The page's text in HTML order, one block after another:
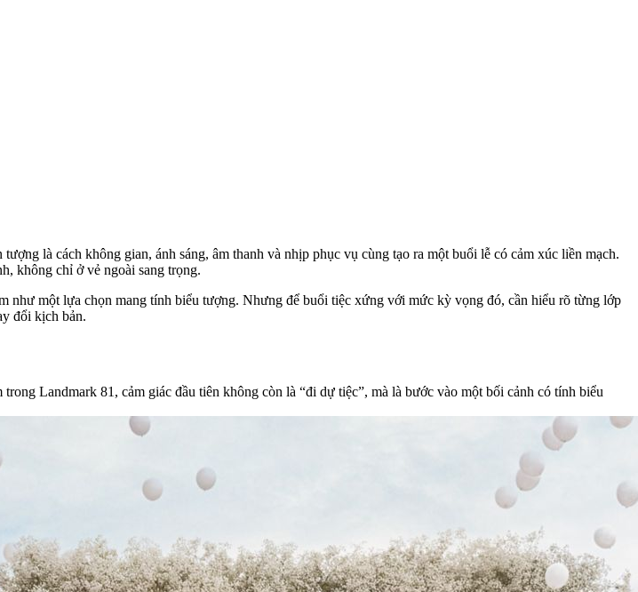
là cách không gian, ánh sáng, âm thanh và nhịp phục vụ cùng tạo ra một buổi lễ có cảm xúc liền mạch.
không chỉ ở vẻ ngoài sang trọng.
một lựa chọn mang tính biểu tượng. Nhưng để buổi tiệc xứng với mức kỳ vọng đó, cần hiểu rõ từng lớp
đổi kịch bản.
Landmark 81, cảm giác đầu tiên không còn là “đi dự tiệc”, mà là bước vào một bối cảnh có tính biểu